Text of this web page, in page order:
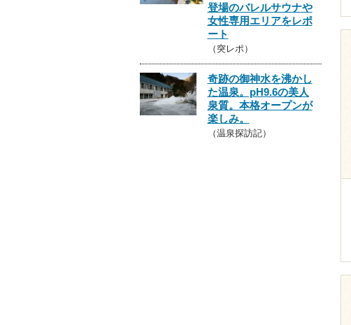
登場のバレルサウナや
女性専用エリアをレポ
ート
（突レポ）
奇跡の御神水を沸かし
た温泉。pH9.6の美人
泉質。本格オープンが
楽しみ。
（温泉探訪記）